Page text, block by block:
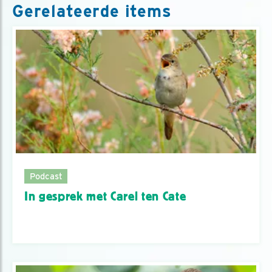
Gerelateerde items
Podcast
In gesprek met Carel ten Cate